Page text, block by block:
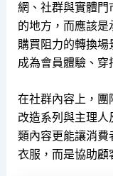
網、社群與實體門
的地方，而應該是
購買阻力的轉換場
成為會員體驗、穿
在社群內容上，團
改造系列與主理人
類內容更能讓消費
衣服，而是協助顧